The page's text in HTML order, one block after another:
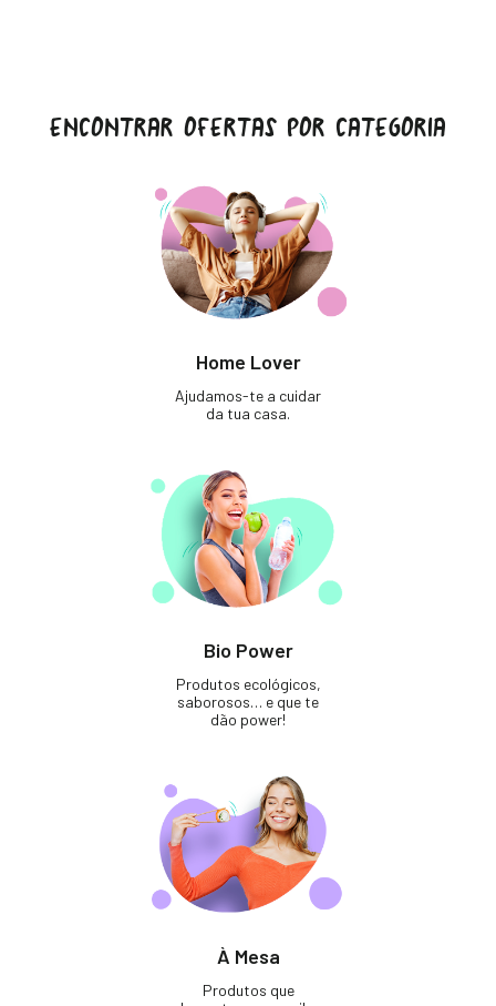
ENCONTRAR OFERTAS POR CATEGORIA
Home Lover
Ajudamos-te a cuidar
da tua casa.
Bio Power
Produtos ecológicos,
saborosos… e que te
dão power!
À Mesa
Produtos que